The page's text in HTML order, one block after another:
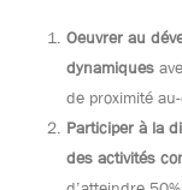
Oeuvrer au
dynamiques
de proximité
Participer à la
des activités